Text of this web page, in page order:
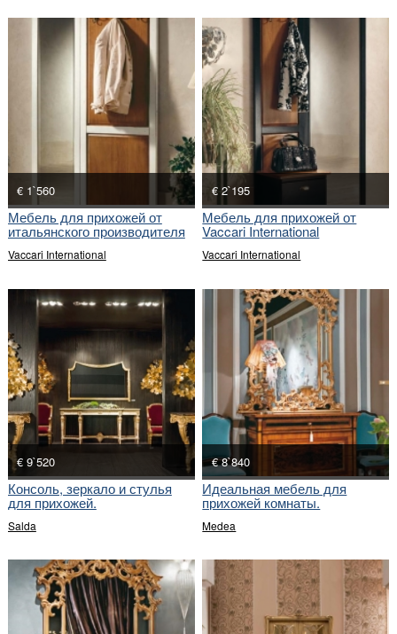
€ 1`560
Мебель для прихожей от
итальянского производителя
Vaccari International
€ 2`195
Мебель для прихожей от
Vaccari International
Vaccari International
€ 9`520
Консоль, зеркало и стулья
для прихожей.
Salda
€ 8`840
Идеальная мебель для
прихожей комнаты.
Medea